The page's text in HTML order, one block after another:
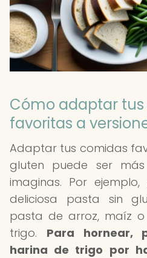
Cómo adaptar
favoritas a
Adaptar tus comidas
gluten puede ser
imaginas. Por
deliciosa pasta sin
pasta de arroz, maíz
trigo. Para hornear,
harina de trigo por